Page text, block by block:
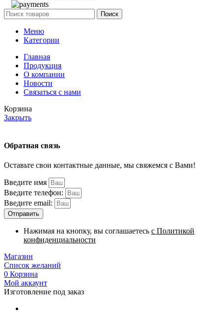
Поиск
Меню
Категории
Главная
Продукция
О компании
Новости
Связаться с нами
Корзина
Закрыть
Обратная связь
Оставьте свои контактные данные, мы свяжемся с Вами!
Введите имя
Введите телефон:
Введите email:
Отправить
Нажимая на кнопку, вы соглашаетесь с Политикой
конфиденциальности
Магазин
Список желаний
0 Корзина
Мой аккаунт
Изготовление под заказ